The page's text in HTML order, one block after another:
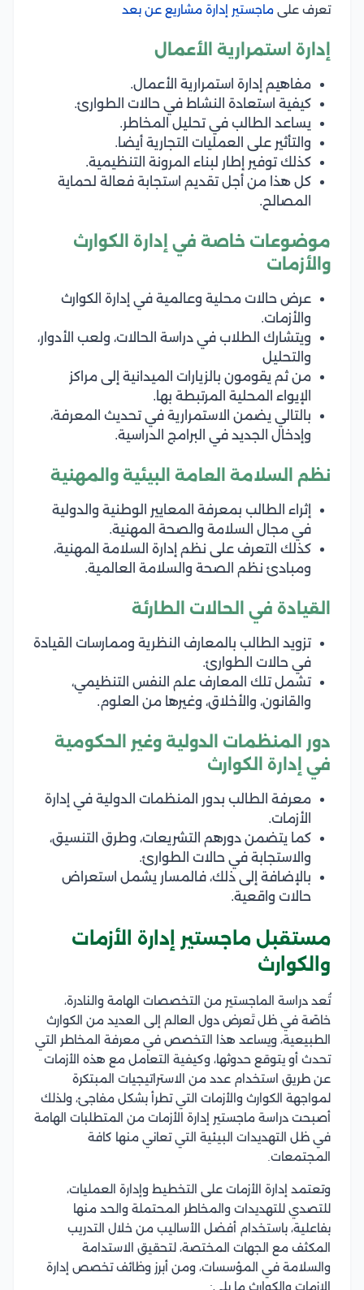
تعرف على ماجستير إدارة مشاريع عن بعد
إدارة استمرارية الأعمال
مفاهيم إدارة استمرارية الأعمال.
كيفية استعادة النشاط في حالات الطوارئ.
يساعد الطالب في تحليل المخاطر.
والتأثير على العمليات التجارية أيضا.
كذلك توفير إطار لبناء المرونة التنظيمية.
كل هذا من أجل تقديم استجابة فعالة لحماية
المصالح.
موضوعات خاصة في إدارة الكوارث
والأزمات
عرض حالات محلية وعالمية في إدارة الكوارث
والأزمات.
ويتشارك الطلاب في دراسة الحالات، ولعب الأدوار،
والتحليل
من ثم يقومون بالزيارات الميدانية إلى مراكز
الإيواء المحلية المرتبطة بها.
بالتالي يضمن الاستمرارية في تحديث المعرفة،
وإدخال الجديد في البرامج الدراسية.
نظم السلامة العامة البيئية والمهنية
إثراء الطالب بمعرفة المعايير الوطنية والدولية
في مجال السلامة والصحة المهنية.
كذلك التعرف على نظم إدارة السلامة المهنية،
ومبادئ نظم الصحة والسلامة العالمية.
القيادة في الحالات الطارئة
تزويد الطالب بالمعارف النظرية وممارسات القيادة
في حالات الطوارئ.
تشمل تلك المعارف علم النفس التنظيمي،
والقانون، والأخلاق، وغيرها من العلوم.
دور المنظمات الدولية وغير الحكومية
في إدارة الكوارث
معرفة الطالب بدور المنظمات الدولية في إدارة
الأزمات.
كما يتضمن دورهم التشريعات، وطرق التنسيق،
والاستجابة في حالات الطوارئ.
بالإضافة إلى ذلك، فالمسار يشمل استعراض
حالات واقعية.
مستقبل ماجستير إدارة الأزمات
والكوارث
تُعد دراسة الماجستير من التخصصات الهامة والنادرة،
خاصًة في ظل تَعرض دول العالم إلى العديد من الكوارث
الطبيعية، ويساعد هذا التخصص في معرفة المخاطر التي
تحدث أو يتوقع حدوثها، وكيفية التعامل مع هذه الأزمات
عن طريق استخدام عدد من الاستراتيجيات المبتكرة
لمواجهة الكوارث والأزمات التي تطرأ بشكل مفاجئ، ولذلك
أصبحت دراسة ماجستير إدارة الأزمات من المتطلبات الهامة
في ظل التهديدات البيئية التي تعاني منها كافة
المجتمعات.
وتعتمد إدارة الأزمات على التخطيط وإدارة العمليات،
للتصدي للتهديدات والمخاطر المحتملة والحد منها
بفاعلية، باستخدام أفضل الأساليب من خلال التدريب
المكثف مع الجهات المختصة، لتحقيق الاستدامة
والسلامة في المؤسسات، ومن أبرز وظائف تخصص إدارة
الازمات والكوارث ما يلي: